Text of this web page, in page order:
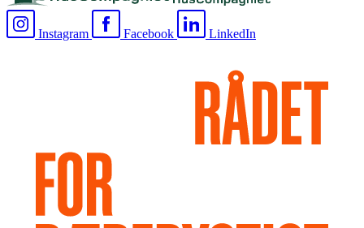
Instagram Facebook LinkedIn